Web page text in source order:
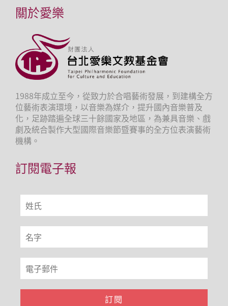
關於愛樂
1988年成立至今，從致力於合唱藝術發展，到建構全方
位藝術表演環境，以音樂為媒介，提升國內音樂普及
化，足跡踏遍全球三十餘國家及地區，為兼具音樂、戲
劇及統合製作大型國際音樂節暨賽事的全方位表演藝術
機構。
訂閱電子報